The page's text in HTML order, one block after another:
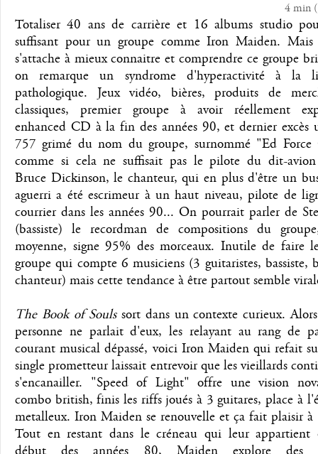
4 min(
Totaliser 40 ans de carrière et 16 albums studio
suffisant pour un groupe comme Iron Maiden. Mais
s'attache à mieux connaitre et comprendre ce groupe
on remarque un syndrome d'hyperactivité à la
pathologique. Jeux vidéo, bières, produits de
classiques, premier groupe à avoir réellement
enhanced CD à la fin des années 90, et dernier excès
757 grimé du nom du groupe, surnommé "Ed
comme si cela ne suffisait pas le pilote du dit-avion
Bruce Dickinson, le chanteur, qui en plus d'être un
aguerri a été escrimeur à un haut niveau, pilote de
courrier dans les années 90... On pourrait parler de
(bassiste) le recordman de compositions du
moyenne, signe 95% des morceaux. Inutile de faire
groupe qui compte 6 musiciens (3 guitaristes, bassiste,
chanteur) mais cette tendance à être partout semble
The Book of Soulssort dans un contexte curieux.
personne ne parlait d'eux, les relayant au rang de
courant musical dépassé, voici Iron Maiden qui refait
single prometteur laissait entrevoir que les vieillards
s'encanailler. "Speed of Light" offre une vision
combo british, finis les riffs joués à 3 guitares, place à
metalleux. Iron Maiden se renouvelle et ça fait plaisir à
Tout en restant dans le créneau qui leur appartient